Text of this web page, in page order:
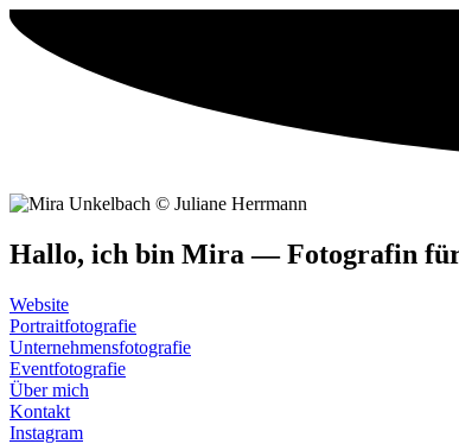
Hal­lo, ich bin Mira — Foto­gra­fin für
Web­site
Por­trait­fo­to­gra­fie
Unter­neh­mens­fo­to­gra­fie
Event­fo­to­gra­fie
Über mich
Kon­takt
Insta­gram